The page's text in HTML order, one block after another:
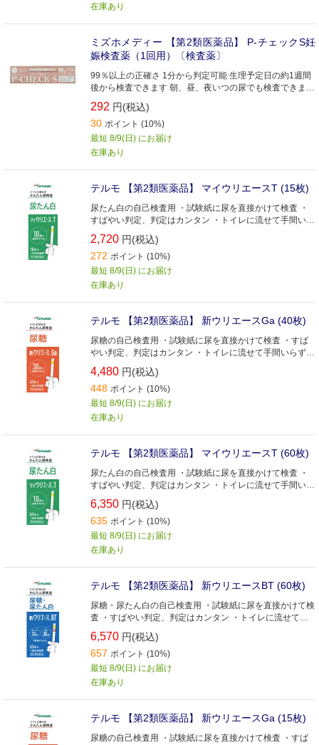
在庫あり
ミズホメディー 【第2類医薬品】 P-チェックS妊
娠検査薬（1回用）〔検査薬〕
99％以上の正確さ 1分から判定可能 生理予定日の約1週間
後から検査できます 朝、昼、夜いつの尿でも検査できます
292 円(税込)
30 ポイント (10%)
最短 8/9(日) にお届け
在庫あり
テルモ 【第2類医薬品】 マイウリエースT (15枚)
尿たん白の自己検査用 ・試験紙に尿を直接かけて検査 ・
すばやい判定、判定はカンタン ・トイレに流せて手間いら
合、インジケーターがお知らせ
2,720 円(税込)
272 ポイント (10%)
最短 8/9(日) にお届け
在庫あり
テルモ 【第2類医薬品】 新ウリエースGa (40枚)
尿糖の自己検査用 ・試験紙に尿を直接かけて検査 ・すば
やい判定、判定はカンタン ・トイレに流せて手間いらず
合、インジケーターがお知らせ
4,480 円(税込)
448 ポイント (10%)
最短 8/9(日) にお届け
在庫あり
テルモ 【第2類医薬品】 マイウリエースT (60枚)
尿たん白の自己検査用 ・試験紙に尿を直接かけて検査 ・
すばやい判定、判定はカンタン ・トイレに流せて手間いら
合、インジケーターがお知らせ
6,350 円(税込)
635 ポイント (10%)
最短 8/9(日) にお届け
在庫あり
テルモ 【第2類医薬品】 新ウリエースBT (60枚)
尿糖・尿たん白の自己検査用 ・試験紙に尿を直接かけて検
査 ・すばやい判定、判定はカンタン ・トイレに流せて手
した場合、インジケーターがお知らせ
6,570 円(税込)
657 ポイント (10%)
最短 8/9(日) にお届け
在庫あり
テルモ 【第2類医薬品】 新ウリエースGa (15枚)
尿糖の自己検査用 ・試験紙に尿を直接かけて検査 ・すば